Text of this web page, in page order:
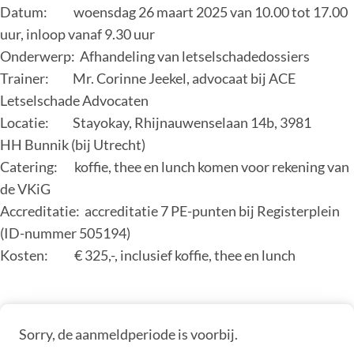
Datum: woensdag 26 maart 2025 van 10.00 tot 17.00
uur, inloop vanaf 9.30 uur
Onderwerp: Afhandeling van letselschadedossiers
Trainer: Mr. Corinne Jeekel, advocaat bij ACE
Letselschade Advocaten
Locatie: Stayokay, Rhijnauwenselaan 14b, 3981
HH Bunnik(bij Utrecht)
Catering: koffie, thee en lunch komen voor rekening van
de VKiG
Accreditatie: accreditatie 7 PE-punten bij Registerplein
(ID-nummer 505194)
Kosten: € 325,-, inclusief koffie, thee en lunch
Sorry, de aanmeldperiode is voorbij.